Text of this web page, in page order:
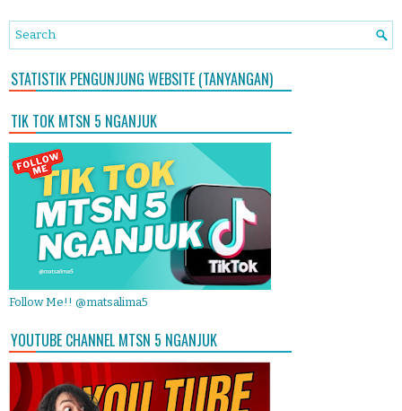
STATISTIK PENGUNJUNG WEBSITE (TANYANGAN)
TIK TOK MTSN 5 NGANJUK
Follow Me!! @matsalima5
YOUTUBE CHANNEL MTSN 5 NGANJUK